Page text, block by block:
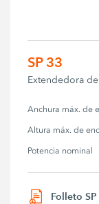
SP 33
Extendedora
Anchura máx. de
Altura máx. de
Potencia nominal
Folleto